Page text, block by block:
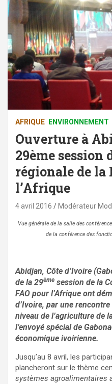
AFRIQUE ENVIRONNEMENT
Ouverture à
29ème session
régionale de la
l’Afrique
4 avril 2016 Modérateur
Vue générale de la salle des
de la conférence des
Abidjan, Côte d’Ivoire
de la 29ème session de la
FAO pour l’Afrique ont
d’Ivoire, par une
niveau de l’agriculture de
l’envoyé spécial de
économique ivoirienne.
Jusqu’au 8 avril, les
plancheront sur le thème
systèmes agroalimentaires